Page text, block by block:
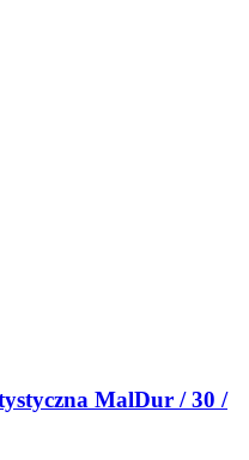
MalDur / 30 /